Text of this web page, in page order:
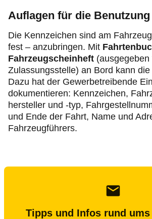
Auflagen für die Benutzung
Die Kennzeichen sind am
fest – anzubringen. Mit
Fahrzeugscheinheft
Zulassungsstelle) an Bord kann
Dazu hat der Gewerbetreibende
dokumentieren: Kennzeichen,
hersteller und -typ,
und Ende der Fahrt, Name und
Fahrzeugführers.
Tipps und Infos rund ums